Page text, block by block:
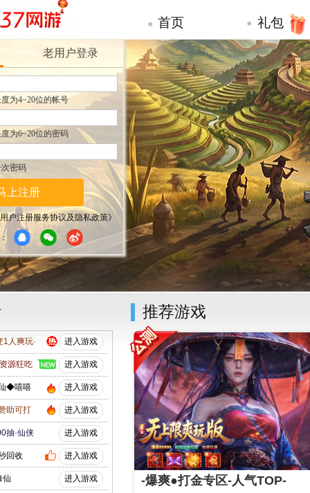
首页
推荐游戏
人爽玩· 进入游戏
源狂吃 进入游戏
◆嘻嘻 进入游戏
助可打 进入游戏
抽·仙侠 进入游戏
回收 进入游戏
仙 进入游戏
● 礼包
●
老用户登录
为4~20位的帐号
为6~20位的密码
密码
上注册
户注册服务协议及隐私政策》
-爆爽●打金专区-人气TOP-